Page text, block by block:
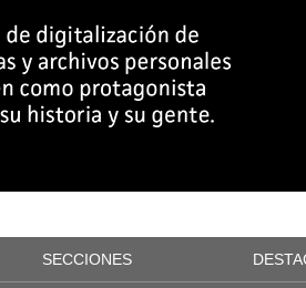
SECCIONES